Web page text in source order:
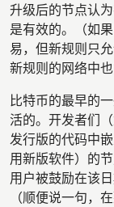
升级后的节点认
是有效的。（如
易，但新规则只
新规则的网络中
比特币的最早的
活的。开发者们
发行版的代码中
用新版软件）的
用户被鼓励在该
（顺便说一句，